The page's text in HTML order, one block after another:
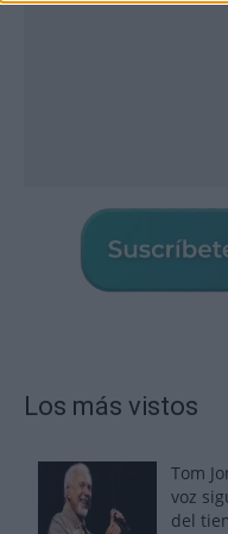
Los más vistos
Tom
voz
del